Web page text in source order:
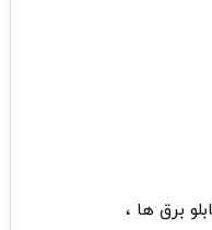
برق ها ،